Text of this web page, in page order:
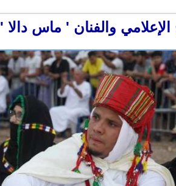
الإعلامي والفنان ' ماس دالا '